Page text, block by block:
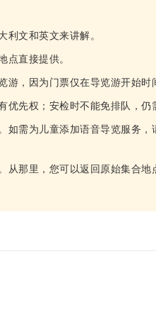
利文和英文来讲解。
点直接提供。
，因为门票仅在导览游开始时
先权；安检时不能免排队，仍
如需为儿童添加语音导览服务
从那里，您可以返回原始集合